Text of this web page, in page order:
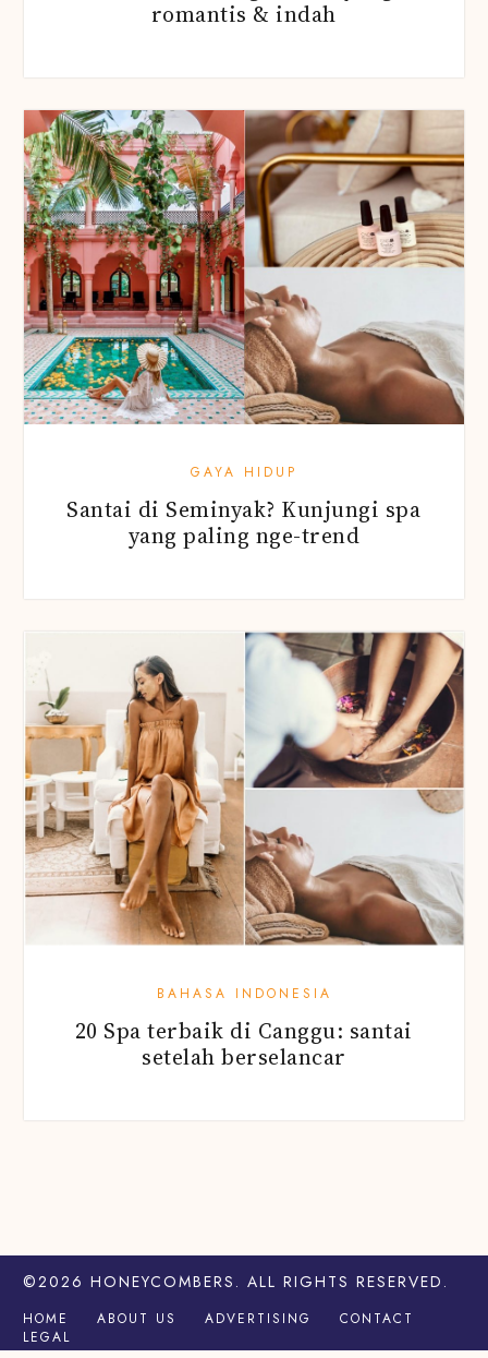
romantis & indah
GAYA HIDUP
Santai di Seminyak? Kunjungi spa
yang paling nge-trend
BAHASA INDONESIA
20 Spa terbaik di Canggu: santai
setelah berselancar
©2026 HONEYCOMBERS . ALL RIGHTS RESERVED.
HOME ABOUT US ADVERTISING
CONTACT
LEGAL